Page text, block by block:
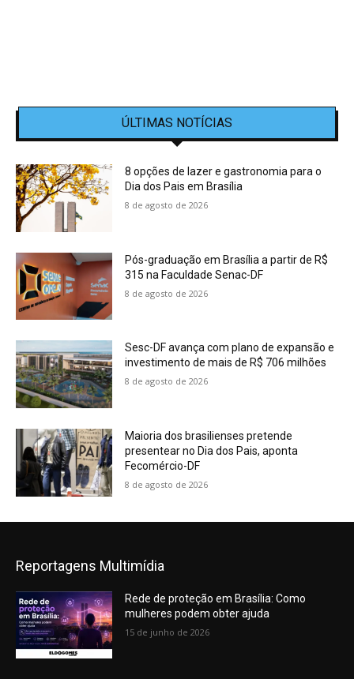
ÚLTIMAS NOTÍCIAS
8 opções de lazer e gastronomia para o
Dia dos Pais em Brasília
8 de agosto de 2026
Pós-graduação em Brasília a partir de R$
315 na Faculdade Senac-DF
8 de agosto de 2026
Sesc-DF avança com plano de expansão e
investimento de mais de R$ 706 milhões
8 de agosto de 2026
Maioria dos brasilienses pretende
presentear no Dia dos Pais, aponta
Fecomércio-DF
8 de agosto de 2026
Reportagens Multimídia
Rede de proteção em Brasília: Como
mulheres podem obter ajuda
15 de junho de 2026